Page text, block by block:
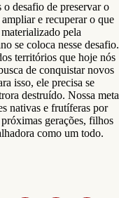
o desafio de preservar o
e recuperar o que
pela
se coloca nesse desafio.
territórios que hoje nós
de conquistar novos
isso, ele precisa se
destruído. Nossa meta
nativas e frutíferas por
gerações, filhos
como um todo.